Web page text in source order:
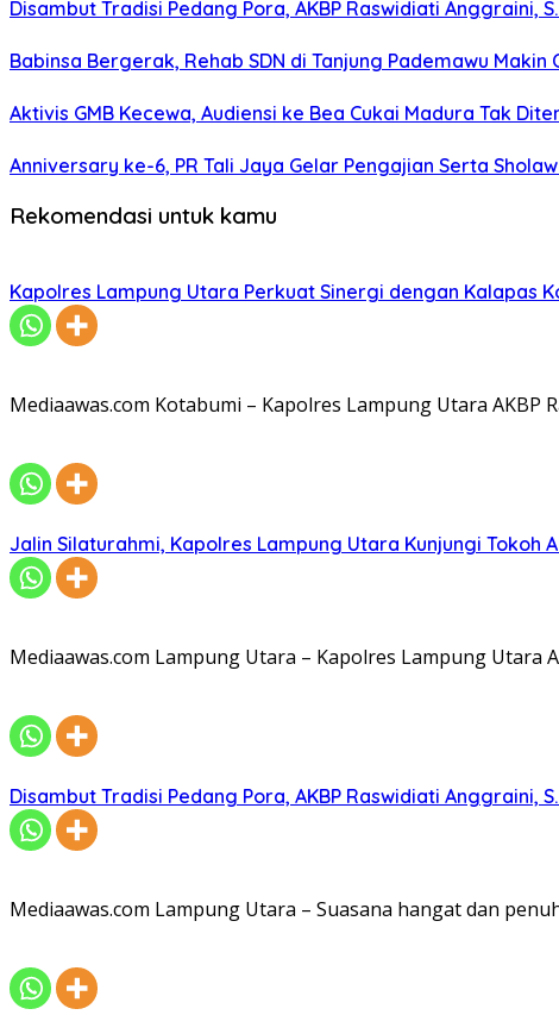
Disambut Tradisi Pedang Pora, AKBP Raswidiati Anggraini,
Babinsa Bergerak, Rehab SDN di Tanjung Pademawu Makin
Aktivis GMB Kecewa, Audiensi ke Bea Cukai Madura Tak
Anniversary ke-6, PR Tali Jaya Gelar Pengajian Serta
Rekomendasi untuk kamu
Kapolres Lampung Utara Perkuat Sinergi dengan Kalapas
Mediaawas.com Kotabumi – Kapolres Lampung Utara AKBP
Jalin Silaturahmi, Kapolres Lampung Utara Kunjungi Tokoh
Mediaawas.com Lampung Utara – Kapolres Lampung Utara
Disambut Tradisi Pedang Pora, AKBP Raswidiati Anggraini,
Mediaawas.com Lampung Utara – Suasana hangat dan